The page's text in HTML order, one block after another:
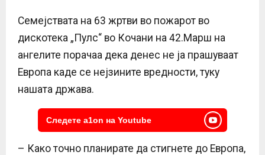
Семејствата на 63 жртви во пожарот во
дискотека „Пулс“ во Кочани на 42.Марш на
ангелите порачаа дека денес не ја прашуваат
Европа каде се нејзините вредности, туку
нашата држава.
Следете a1on на Youtube
– Како точно планирате да стигнете до Европа,